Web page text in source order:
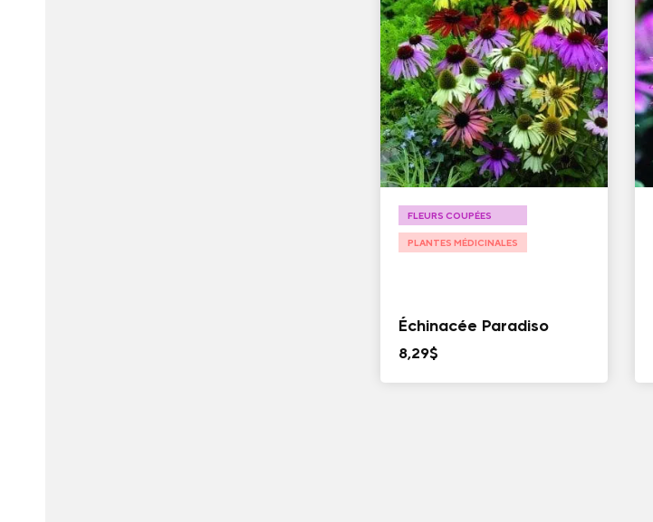
FLEURS COUPÉES
PLANTES MÉDICINALES
Échinacée Paradiso
8,29$